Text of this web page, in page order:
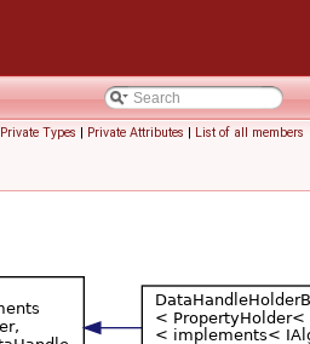
Private Types | Private Attributes | List of all members